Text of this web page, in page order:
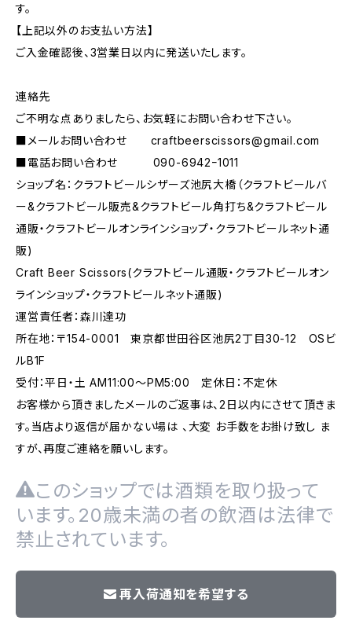
す。
【上記以外のお支払い方法】
ご入金確認後、3営業日以内に発送いたします。
連絡先
ご不明な点ありましたら、お気軽にお問い合わせ下さい。
■メールお問い合わせ craftbeerscissors@gmail.com
■電話お問い合わせ 090-6942ｰ1011
ショップ名：クラフトビールシザーズ池尻大橋（クラフトビールバ
ー&クラフトビール販売&クラフトビール角打ち&クラフトビール
通販・クラフトビールオンラインショップ・クラフトビールネット通
販)
Craft Beer Scissors(クラフトビール通販・クラフトビールオン
ラインショップ・クラフトビールネット通販)
運営責任者：森川達功
所在地：〒154-0001 東京都世田谷区池尻2丁目30-12 OSビ
ルB1F
受付：平日・土 AM11:00～PM5:00 定休日：不定休
お客様から頂きましたメールのご返事は、2日以内にさせて頂きま
す。当店より返信が届かない場は 、大変 お手数をお掛け致し ま
すが、再度ご連絡を願いします。
このショップでは酒類を取り扱って
います。20歳未満の者の飲酒は法律で
禁止されています。
再入荷通知を希望する